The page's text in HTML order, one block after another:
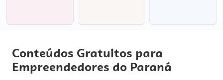
Conteúdos Gratuitos para
Empreendedores do Paraná